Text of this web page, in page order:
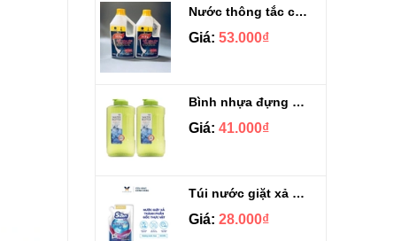
Nước thông tắc cầu cống siêu mạnh Sifa 1.4kg
Giá: 53.000₫
Bình nhựa đựng nước Aqua Lock&Lock 2.1L
Giá: 41.000₫
Túi nước giặt xả Sizen hương nước hoa 500 ml
Giá: 28.000₫